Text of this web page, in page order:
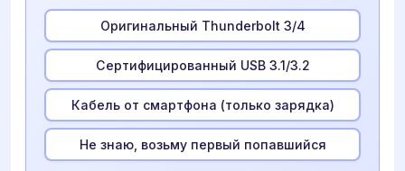
Оригинальный Thunderbolt 3/4
Сертифицированный USB 3.1/3.2
Кабель от смартфона (только зарядка)
Не знаю, возьму первый попавшийся